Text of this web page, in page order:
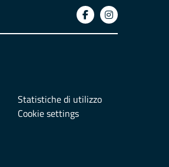
Statistiche di utilizzo
Cookie settings